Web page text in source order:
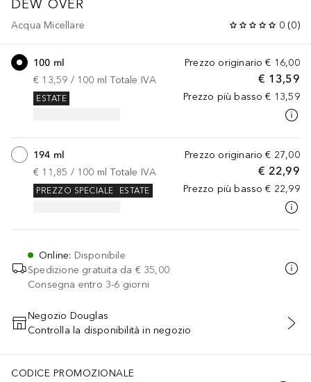
DEW OVER
Acqua Micellare 0 (0)
Prezzo originario € 16,00
€ 13,59
Prezzo più basso € 13,59
100 ml
€ 13,59 / 100 ml Totale IVA
ESTATE
Prezzo originario € 27,00
€ 22,99
Prezzo più basso € 22,99
194 ml
€ 11,85 / 100 ml Totale IVA
ESTATE
PREZZO SPECIALE
Online: Disponibile
Spedizione gratuita da € 35,00
Consegna entro 3-6 giorni
AGGIUNGI AL CARRELLO
Negozio Douglas
Controlla la disponibilità in negozio
CODICE PROMOZIONALE